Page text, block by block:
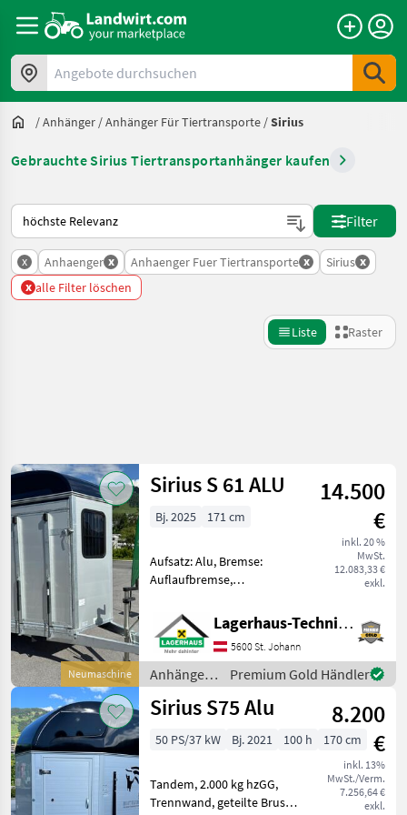
Angebote durchsuchen
/Anhänger /Anhänger Für Tiertransporte /Sirius
Gebrauchte Sirius Tiertransportanhänger kaufen
So wird auf Landwirt.com sortiert
Filter
x Anhaenger x Anhaenger Fuer Tiertransporte x Sirius x
x alle Filter löschen
Liste Raster
Kategorie 4 Land Filter
AKTUELLER
PFAD
Landtechnik
Anhaenger
Anhaenger
Fuer
Tiertransporte
Sirius
KATEGORIE
WÄHLEN
Zurücksetzen
Ergebnisse
anzeigen
Neumaschine
Sirius S 61 ALU
14.500
€
inkl. 20 %
MwSt.
12.083,33 €
exkl.
Bj. 2025 171 cm
Aufsatz: Alu, Bremse:
Auflaufbremse,
Ausstattung: - Kleine Tür
vorne - Entladerampe
vorne (=große Tür) -
Dachhaube in Blau Metallic
- B
Lagerhaus-Technik St. Johann
5600 St. Johann
Anhänger /
Sirius
Premium Gold Händler
Sirius S75 Alu
8.200
€
inkl. 13%
MwSt./Verm.
7.256,64 €
exkl.
50 PS/37 kW Bj. 2021 100 h 170 cm
Tandem, 2.000 kg hzGG,
Trennwand, geteilte Brust-